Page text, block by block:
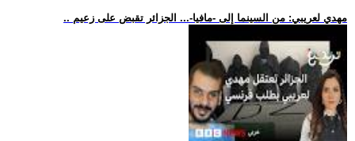
.. مهدي لعريبي: من السينما إلى -مافيا-... الجزائر تقبض على زعيم